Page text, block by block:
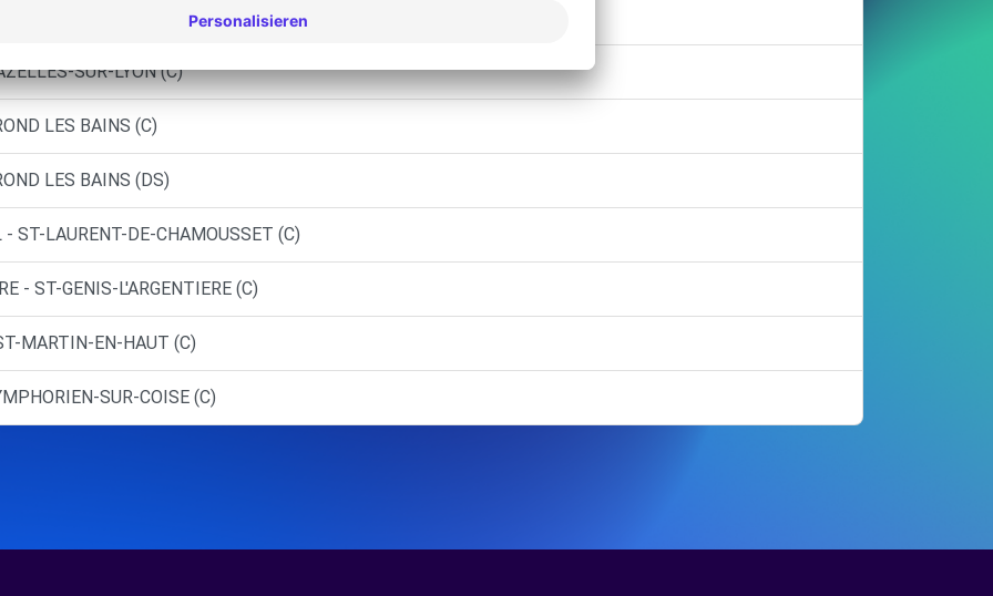
SUR-LYON (C)
LES BAINS (C)
LES BAINS (DS)
ST-LAURENT-DE-CHAMOUSSET (C)
- ST-GENIS-L'ARGENTIERE (C)
MARTIN-EN-HAUT (C)
SUR-COISE (C)